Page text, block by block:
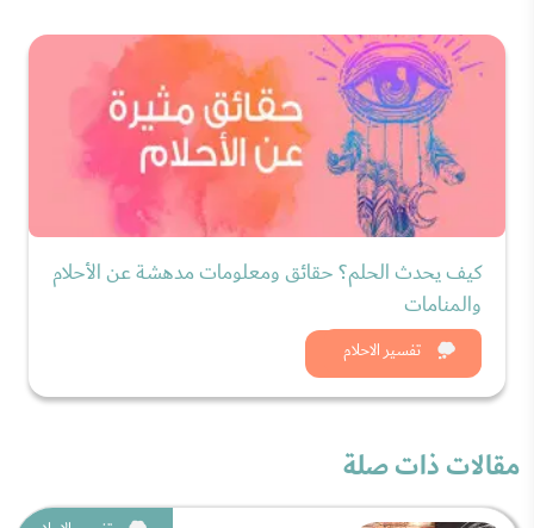
تفسير الاحلام
كيف يحدث الحلم؟ حقائق ومعلومات مدهشة عن الأحلام
والمنامات
شاهد الان
مقالات ذات صلة